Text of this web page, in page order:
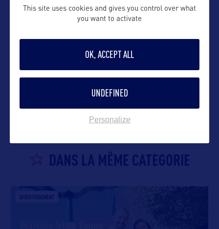
DANS LA MÊME CATEGORIE
DIVERTISSEMENT
Mariage à Las Vegas
This site uses cookies and gives you control over what
you want to activate
OK, ACCEPT ALL
UNDEFINED
Personalize